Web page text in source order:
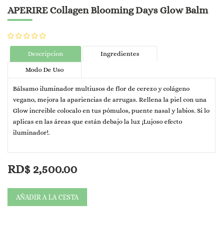
APERIRE Collagen Blooming Days Glow Balm
Descripcion Ingredientes
Modo De Uso
Bálsamo iluminador multiusos de flor de cerezo y colágeno
vegano, mejora la apariencias de arrugas. Rellena la piel con una
Glow increible colocalo en tus pómulos, puente nasal y labios. Si lo
aplicas en las áreas que están debajo la luz ¡Lujoso efecto
iluminador!.
RD$ 2,500.00
AÑADIR A LA CESTA